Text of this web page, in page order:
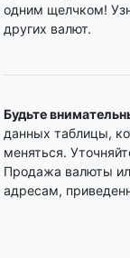
одним щелчком!
других валют.
Будьте
данных таблицы,
меняться.
Продажа валюты
адресам,